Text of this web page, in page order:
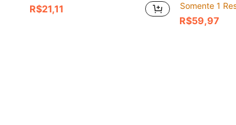
R$21,11
Somente 1
R$59,97